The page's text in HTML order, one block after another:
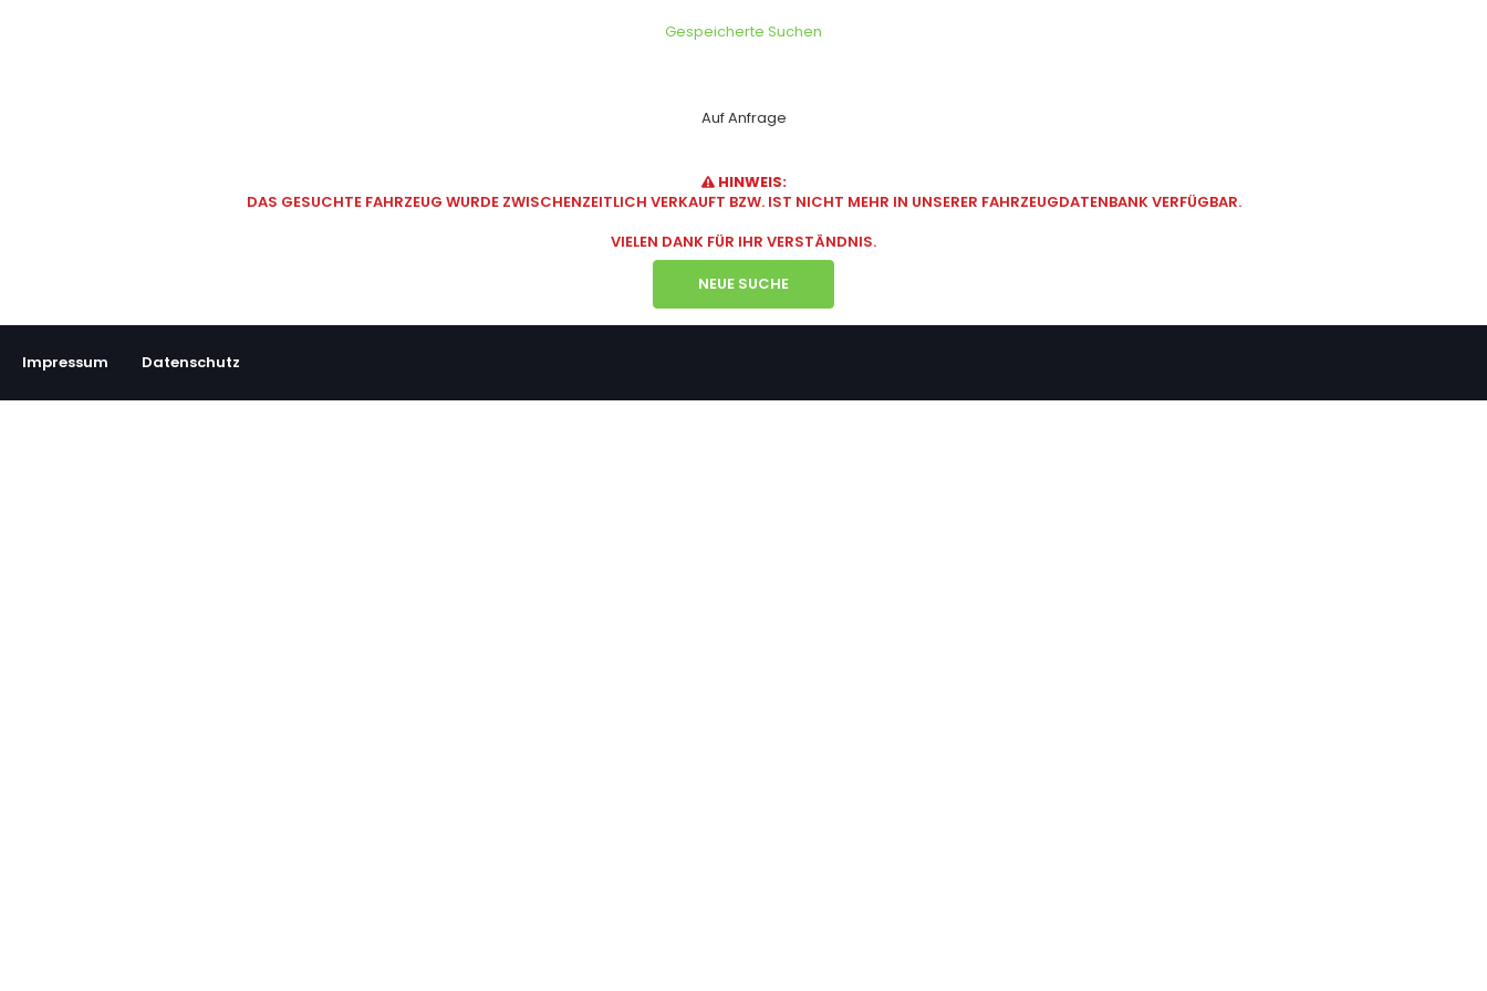
Gespeicherte Suchen
Auf Anfrage
HINWEIS:
DAS GESUCHTE FAHRZEUG WURDE ZWISCHENZEITLICH VERKAUFT BZW. IST NICHT MEHR IN UNSERER FAHRZEUGDATENBANK VERFÜGBAR.
VIELEN DANK FÜR IHR VERSTÄNDNIS.
NEUE SUCHE
Impressum Datenschutz